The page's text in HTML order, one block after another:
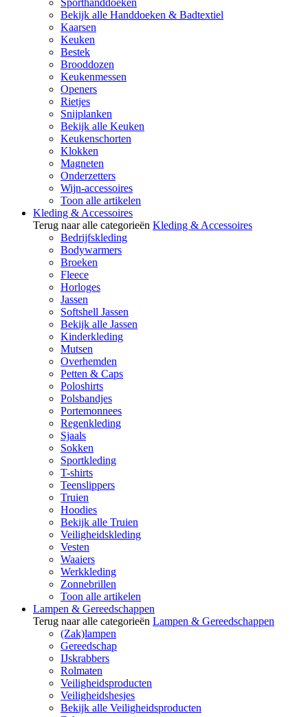
Sporthanddoeken
Bekijk alle Handdoeken & Badtextiel
Kaarsen
Keuken
Bestek
Brooddozen
Keukenmessen
Openers
Rietjes
Snijplanken
Bekijk alle Keuken
Keukenschorten
Klokken
Magneten
Onderzetters
Wijn-accessoires
Toon alle artikelen
Kleding & Accessoires
Terug naar alle categorieën Kleding & Accessoires
Bedrijfskleding
Bodywarmers
Broeken
Fleece
Horloges
Jassen
Softshell Jassen
Bekijk alle Jassen
Kinderkleding
Mutsen
Overhemden
Petten & Caps
Poloshirts
Polsbandjes
Portemonnees
Regenkleding
Sjaals
Sokken
Sportkleding
T-shirts
Teenslippers
Truien
Hoodies
Bekijk alle Truien
Veiligheidskleding
Vesten
Waaiers
Werkkleding
Zonnebrillen
Toon alle artikelen
Lampen & Gereedschappen
Terug naar alle categorieën Lampen & Gereedschappen
(Zak)lampen
Gereedschap
IJskrabbers
Rolmaten
Veiligheidsproducten
Veiligheidshesjes
Bekijk alle Veiligheidsproducten